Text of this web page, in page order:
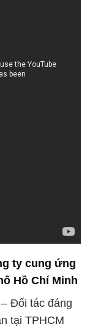
ty cung ứng
Hồ Chí Minh
Đối tác đáng
tại TPHCM